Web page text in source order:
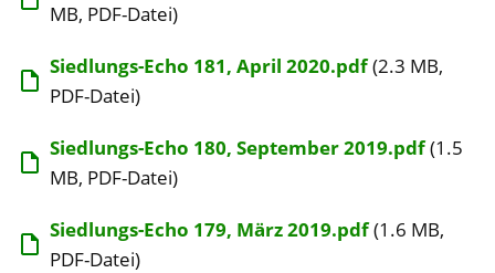
MB, PDF-Datei)
Siedlungs-Echo 181, April 2020.pdf(2.3 MB,
PDF-Datei)
Siedlungs-Echo 180, September 2019.pdf(1.5
MB, PDF-Datei)
Siedlungs-Echo 179, März 2019.pdf(1.6 MB,
PDF-Datei)